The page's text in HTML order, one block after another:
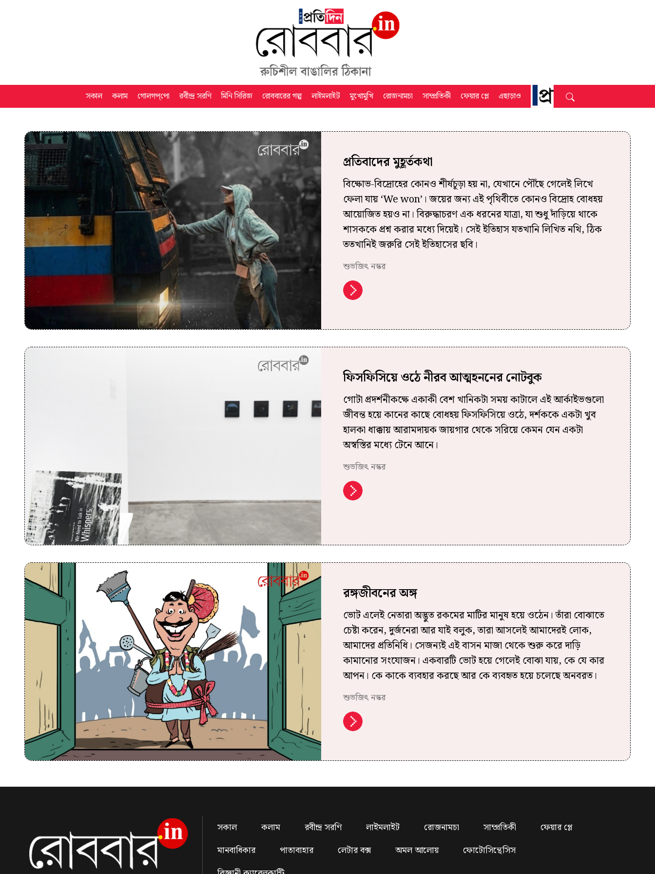
সকাল কলাম গোলগপ্‌পো রবীন্দ্র সরণি মিনি সিরিজ রোববারের গল্প লাইমলাইট মুখোমুখি রোজনামচা সাম্প্রতিকী ফেয়ার প্লে এছাড়াও
প্রতিবাদের মুহূর্তকথা
বিক্ষোভ-বিদ্রোহের কোনও শীর্ষচূড়া হয় না, যেখানে পৌঁছে গেলেই লিখে
ফেলা যায় ‘We won’। জয়ের জন্য এই পৃথিবীতে কোনও বিদ্রোহ বোধহয়
আয়োজিত হয়ও না। বিরুদ্ধাচরণ এক ধরনের যাত্রা, যা শুধু দাঁড়িয়ে থাকে
শাসককে প্রশ্ন করার মধ্যে দিয়েই। সেই ইতিহাস যতখানি লিখিত নথি, ঠিক
ততখানিই জরুরি সেই ইতিহাসের ছবি।
শুভজিৎ নস্কর
ফিসফিসিয়ে ওঠে নীরব আত্মহননের নোটবুক
গোটা প্রদর্শনীকক্ষে একাকী বেশ খানিকটা সময় কাটালে এই আর্কাইভগুলো
জীবন্ত হয়ে কানের কাছে বোধহয় ফিসফিসিয়ে ওঠে, দর্শককে একটা খুব
হালকা ধাক্কায় আরামদায়ক জায়গার থেকে সরিয়ে কেমন যেন একটা
অস্বস্তির মধ্যে টেনে আনে।
শুভজিৎ নস্কর
রঙ্গজীবনের অঙ্গ
ভোট এলেই নেতারা অদ্ভুত রকমের মাটির মানুষ হয়ে ওঠেন। তাঁরা বোঝাতে
চেষ্টা করেন, দুর্জনেরা আর যাই বলুক, তারা আসলেই আমাদেরই লোক,
আমাদের প্রতিনিধি। সেজন্যই এই বাসন মাজা থেকে শুরু করে দাড়ি
কামানোর সংযোজন। একবারটি ভোট হয়ে গেলেই বোঝা যায়, কে যে কার
আপন। কে কাকে ব্যবহার করছে আর কে ব্যবহৃত হয়ে চলেছে অনবরত।
শুভজিৎ নস্কর
সকাল কলাম রবীন্দ্র সরণি লাইমলাইট রোজনামচা সাম্প্রতিকী
ফেয়ার প্লে
মানবাধিকার
পাতাবাহার লেটার বক্স অমল আলোয়
ফোটোসিন্থেসিস